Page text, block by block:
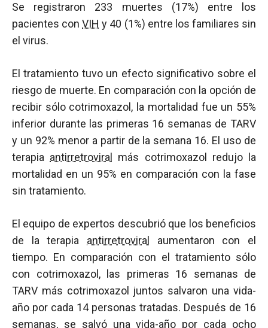
Se registraron 233 muertes (17%) entre los
pacientes conVIH y 40 (1%) entre los familiares sin
el virus.
El tratamiento tuvo un efecto significativo sobre el
riesgo de muerte. En comparación con la opción de
recibir sólo cotrimoxazol, la mortalidad fue un 55%
inferior durante las primeras 16 semanas de TARV
y un 92% menor a partir de la semana 16. El uso de
terapia antirretroviral
más cotrimoxazol redujo la
mortalidad en un 95% en comparación con la fase
sin tratamiento.
El equipo de expertos descubrió que los beneficios
de la terapia antirretroviral
aumentaron con el
tiempo. En comparación con el tratamiento sólo
con cotrimoxazol, las primeras 16 semanas de
TARV más cotrimoxazol juntos salvaron una vida-
año por cada 14 personas tratadas. Después de 16
semanas, se salvó una vida-año por cada ocho